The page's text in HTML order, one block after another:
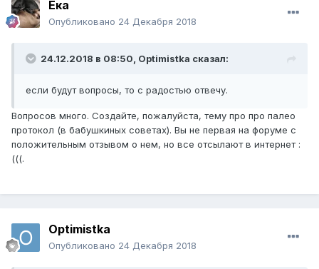
будет сложно - аутоимунный палео протокол. Это
протокол питания, созданный специально для
информацию легко найти в интернете. Спустя 3 месяца
значительно больше. В общем, ВМИГ я бросила, не нужен
он мне стал больше) если будут вопросы, то с радостью
отвечу.
Ека
Опубликовано 24 Декабря 2018
24.12.2018 в 08:50, Optimistka сказал:
если будут вопросы, то с радостью отвечу.
Вопросов много. Создайте, пожалуйста, тему про про палео
протокол (в бабушкиных советах). Вы не первая на форуме с
положительным отзывом о нем, но все отсылают в интернет :
(((.
Optimistka
Опубликовано 24 Декабря 2018